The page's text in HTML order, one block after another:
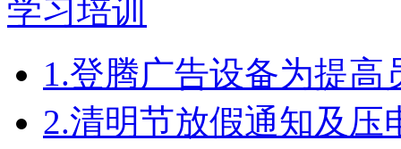
1.登腾广告设备为提高
2.清明节放假通知及压